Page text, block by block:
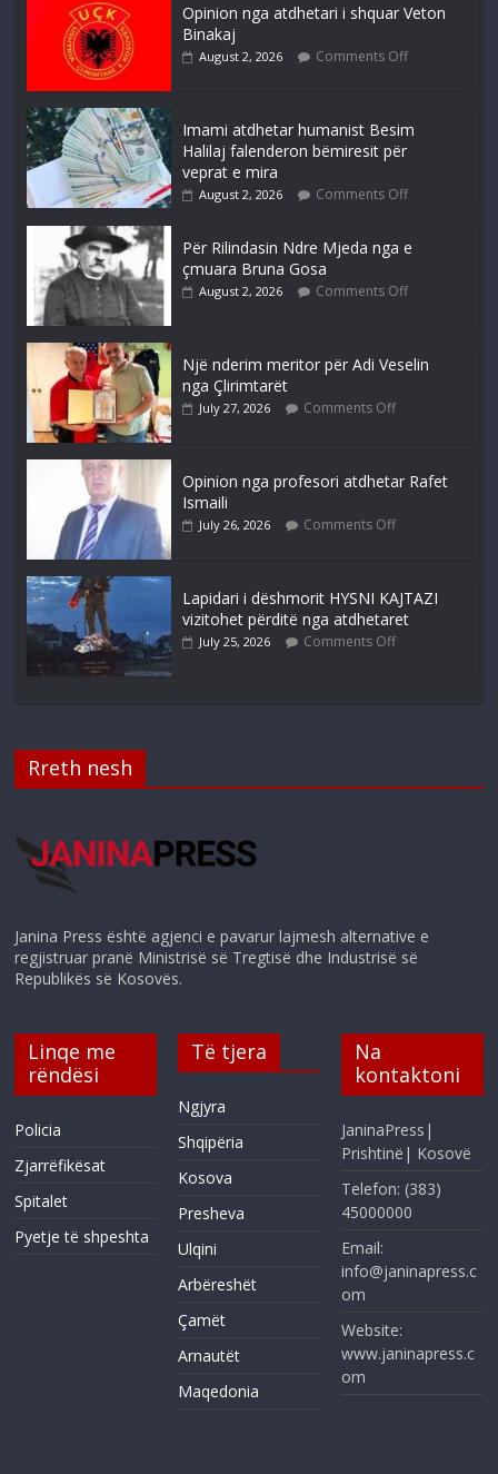
Opinion nga atdhetari i shquar Veton
Binakaj
August 2, 2026 Comments Off
Imami atdhetar humanist Besim
Halilaj falenderon bëmiresit për
veprat e mira
August 2, 2026 Comments Off
Për Rilindasin Ndre Mjeda nga e
çmuara Bruna Gosa
August 2, 2026 Comments Off
Një nderim meritor për Adi Veselin
nga Çlirimtarët
July 27, 2026 Comments Off
Opinion nga profesori atdhetar Rafet
Ismaili
July 26, 2026 Comments Off
Lapidari i dëshmorit HYSNI KAJTAZI
vizitohet përditë nga atdhetaret
July 25, 2026 Comments Off
Rreth nesh
Janina Press është agjenci e pavarur lajmesh alternative e
regjistruar pranë Ministrisë së Tregtisë dhe Industrisë së
Republikës së Kosovës.
Linqe me
rëndësi
Policia
Zjarrëfikësat
Spitalet
Pyetje të shpeshta
Të tjera
Ngjyra
Shqipëria
Kosova
Presheva
Ulqini
Arbëreshët
Çamët
Arnautët
Maqedonia
Na
kontaktoni
JaninaPress|
Prishtinë| Kosovë
Telefon: (383)
45000000
Email:
info@janinapress.c
om
Website:
www.janinapress.c
om